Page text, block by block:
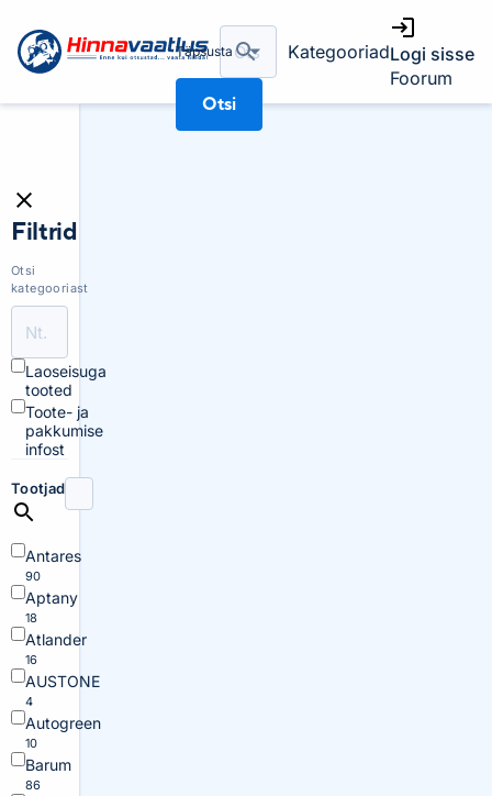
Täpsusta
Otsi
KategooriadLogi sisse
Foorum
Filtrid
Otsi
kategooriast
Laoseisuga
tooted
Toote- ja
pakkumise
infost
Tootjad
Antares
90
Aptany
18
Atlander
16
AUSTONE
4
Autogreen
10
Barum
86